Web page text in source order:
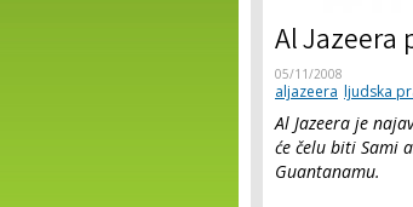
Al Jazeera
05/11/2008
aljazeera ljudska
Al Jazeera je
će čelu biti Sami
Guantanamu.